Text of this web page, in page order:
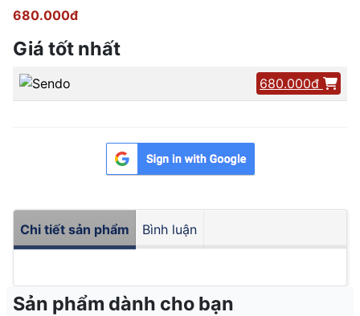
680.000đ
Giá tốt nhất
680.000đ
Chi tiết sản phẩm Bình luận
Sản phẩm dành cho bạn